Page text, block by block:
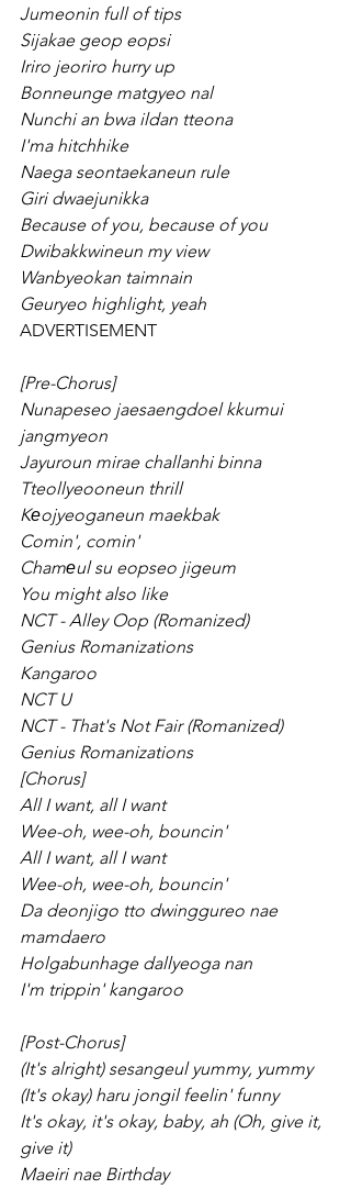
Jumeonin full of tips
Sijakae geop eopsi
Iriro jeoriro hurry up
Bonneunge matgyeo nal
Nunchi an bwa ildan tteona
I'ma hitchhike
Naega seontaekaneun rule
Giri dwaejunikka
Because of you, because of you
Dwibakkwineun my view
Wanbyeokan taimnain
Geuryeo highlight, yeah
ADVERTISEMENT
[Pre-Chorus]
Nunapeseo jaesaengdoel kkumui
jangmyeon
Jayuroun mirae challanhi binna
Tteollyeooneun thrill
Kеojyeoganeun maekbak
Comin', comin'
Chamеul su eopseo jigeum
You might also like
NCT - Alley Oop (Romanized)
Genius Romanizations
Kangaroo
NCT U
NCT - That's Not Fair (Romanized)
Genius Romanizations
[Chorus]
All I want, all I want
Wee-oh, wee-oh, bouncin'
All I want, all I want
Wee-oh, wee-oh, bouncin'
Da deonjigo tto dwinggureo nae
mamdaero
Holgabunhage dallyeoga nan
I'm trippin' kangaroo
[Post-Chorus]
(It's alright) sesangeul yummy, yummy
(It's okay) haru jongil feelin' funny
It's okay, it's okay, baby, ah (Oh, give it,
give it)
Maeiri nae Birthday